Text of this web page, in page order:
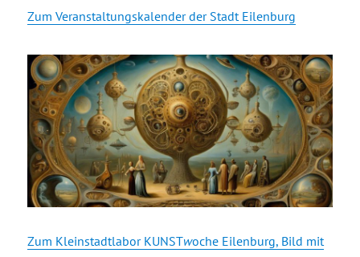
Zum Veranstaltungskalender der Stadt Eilenburg
Zum Kleinstadtlabor KUNSTwoche Eilenburg, Bild mit